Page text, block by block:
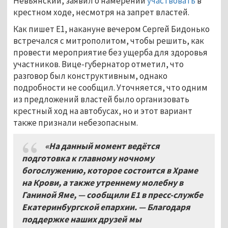
крестном ходе, несмотря на запрет властей.
Как пишет Е1, накануне вечером Сергей Бидонько
встречался с митрополитом, чтобы решить, как
провести мероприятие без ущерба для здоровья
участников. Вице-губернатор отметил, что
разговор был конструктивным, однако
подробности не сообщил. Уточняется, что одним
из предложений властей было организовать
крестный ход на автобусах, но и этот вариант
также признали небезопасным.
«На данный момент ведётся
подготовка к главному ночному
богослужению, которое состоится в Храме
на Крови, а также утреннему молебну в
Ганиной Яме, — сообщили E1 в пресс-службе
Екатеринбургской епархии. — Благодаря
поддержке наших друзей мы